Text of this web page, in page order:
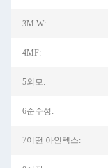
3M.W:
4MF:
5외모:
6순수성:
7어떤 아인텍스: